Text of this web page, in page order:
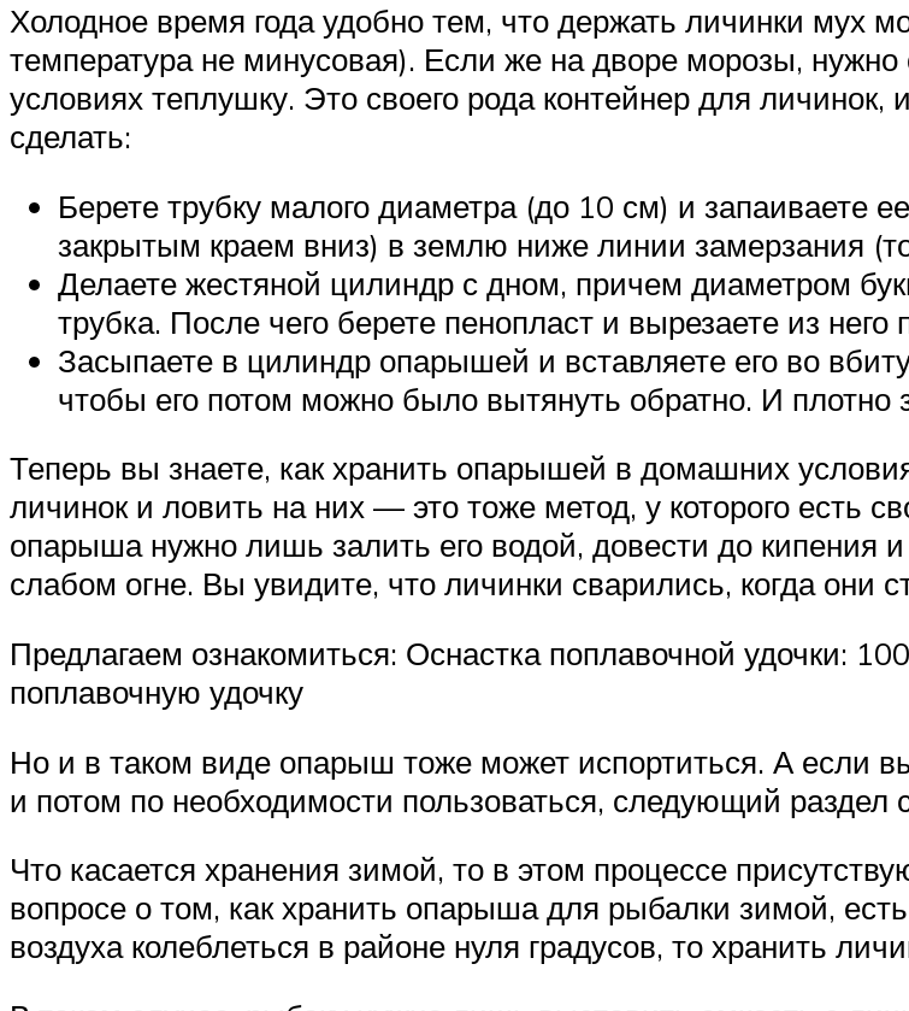
Холодное время года удобно тем, что держать личинки мух
температура не минусовая). Если же на дворе морозы,
условиях теплушку. Это своего рода контейнер для
сделать:
Берете трубку малого диаметра (до 10 см) и запаиваете
закрытым краем вниз) в землю ниже линии замерзания
Делаете жестяной цилиндр с дном, причем диаметром
трубка. После чего берете пенопласт и вырезаете из него
Засыпаете в цилиндр опарышей и вставляете его во
чтобы его потом можно было вытянуть обратно. И плотно
Теперь вы знаете, как хранить опарышей в домашних
личинок и ловить на них — это тоже метод, у которого есть
опарыша нужно лишь залить его водой, довести до кипения
слабом огне. Вы увидите, что личинки сварились, когда они
Предлагаем ознакомиться: Оснастка поплавочной удочки:
поплавочную удочку
Но и в таком виде опарыш тоже может испортиться. А если
и потом по необходимости пользоваться, следующий раздел
Что касается хранения зимой, то в этом процессе
вопросе о том, как хранить опарыша для рыбалки зимой,
воздуха колеблеться в районе нуля градусов, то хранить